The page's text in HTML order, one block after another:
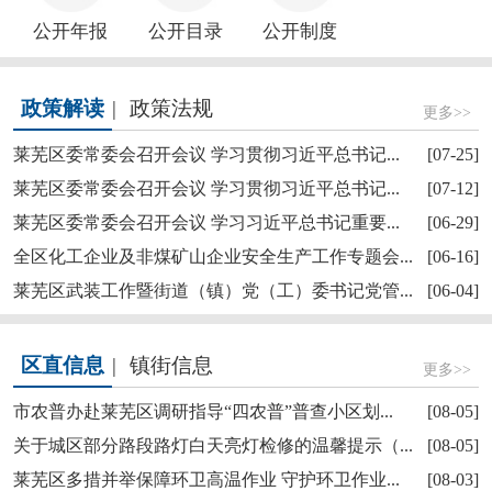
【奋斗赋未莱·访埂记】莱芜区雪野街道大罗圈村...
莱芜区委理论学习中心组进行集体学习
公开年报 公开目录 公开制度
政策解读 | 政策法规 更多>>
莱芜区委常委会召开会议 学习贯彻习近平总书记...
[07-25]
莱芜区委常委会召开会议 学习贯彻习近平总书记...
[07-12]
莱芜区委常委会召开会议 学习习近平总书记重要...
[06-29]
全区化工企业及非煤矿山企业安全生产工作专题会...
[06-16]
莱芜区武装工作暨街道（镇）党（工）委书记党管...
[06-04]
区直信息 | 镇街信息 更多>>
市农普办赴莱芜区调研指导“四农普”普查小区划...
[08-05]
关于城区部分路段路灯白天亮灯检修的温馨提示（...
[08-05]
莱芜区多措并举保障环卫高温作业 守护环卫作业...
[08-03]